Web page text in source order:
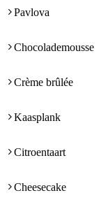
Pavlova
Chocolademousse
Crème brûlée
Kaasplank
Citroentaart
Cheesecake